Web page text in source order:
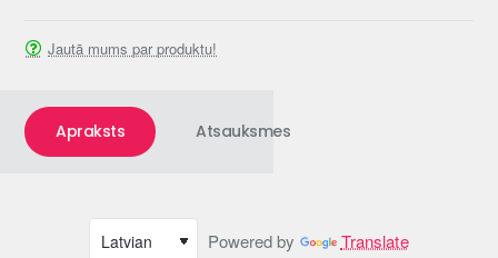
Jautā mums par produktu!
Apraksts Atsauksmes
Powered by Translate